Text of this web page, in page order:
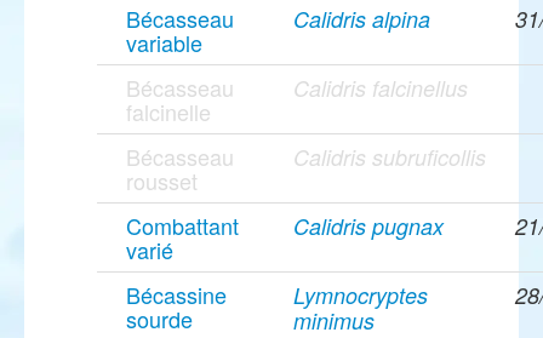
Bécasseau
variable
Calidris alpina
Bécasseau
falcinelle
Calidris falcinellus
Bécasseau
rousset
Calidris subruficollis
Combattant
varié
Calidris pugnax
Bécassine
sourde
Lymnocryptes
minimus